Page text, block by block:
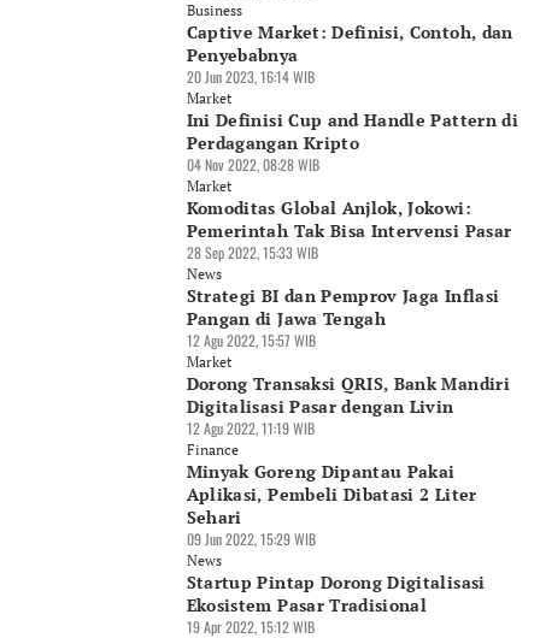
Business
Captive Market: Definisi, Contoh, dan
Penyebabnya
20 Jun 2023, 16:14 WIB
Market
Ini Definisi Cup and Handle Pattern di
Perdagangan Kripto
04 Nov 2022, 08:28 WIB
Market
Komoditas Global Anjlok, Jokowi:
Pemerintah Tak Bisa Intervensi Pasar
28 Sep 2022, 15:33 WIB
News
Strategi BI dan Pemprov Jaga Inflasi
Pangan di Jawa Tengah
12 Agu 2022, 15:57 WIB
Market
Dorong Transaksi QRIS, Bank Mandiri
Digitalisasi Pasar dengan Livin
12 Agu 2022, 11:19 WIB
Finance
Minyak Goreng Dipantau Pakai
Aplikasi, Pembeli Dibatasi 2 Liter
Sehari
09 Jun 2022, 15:29 WIB
News
Startup Pintap Dorong Digitalisasi
Ekosistem Pasar Tradisional
19 Apr 2022, 15:12 WIB